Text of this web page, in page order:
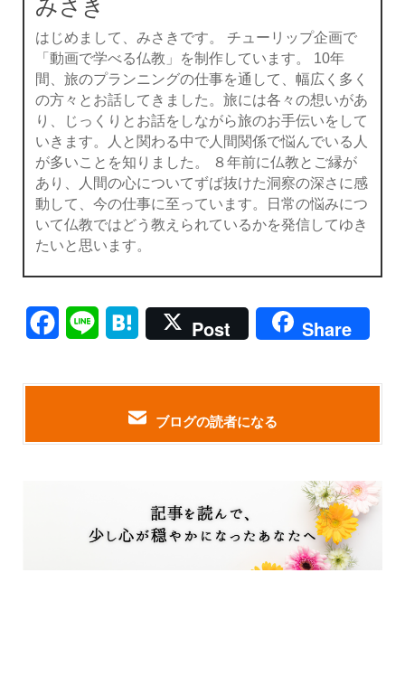
みさき
はじめまして、みさきです。 チューリップ企画で
「動画で学べる仏教」を制作しています。 10年
間、旅のプランニングの仕事を通して、幅広く多く
の方々とお話してきました。旅には各々の想いがあ
り、じっくりとお話をしながら旅のお手伝いをして
いきます。人と関わる中で人間関係で悩んでいる人
が多いことを知りました。 ８年前に仏教とご縁が
あり、人間の心についてずば抜けた洞察の深さに感
動して、今の仕事に至っています。日常の悩みにつ
いて仏教ではどう教えられているかを発信してゆき
たいと思います。
Facebook
Line Hatena
Post Share
ブログの読者になる